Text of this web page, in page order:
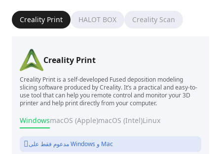
Creality Print HALOT BOX Creality Scan
Creality Print
Creality Print is a self-developed Fused deposition modeling
slicing software produced by Creality. It’s a practical and easy-to-
use tool that can help you remote control and monitor your 3D
printer and help print directly from your computer.
WindowsmacOS (Apple)macOS (Intel)Linux
مدعوم فقط على Windows و Mac